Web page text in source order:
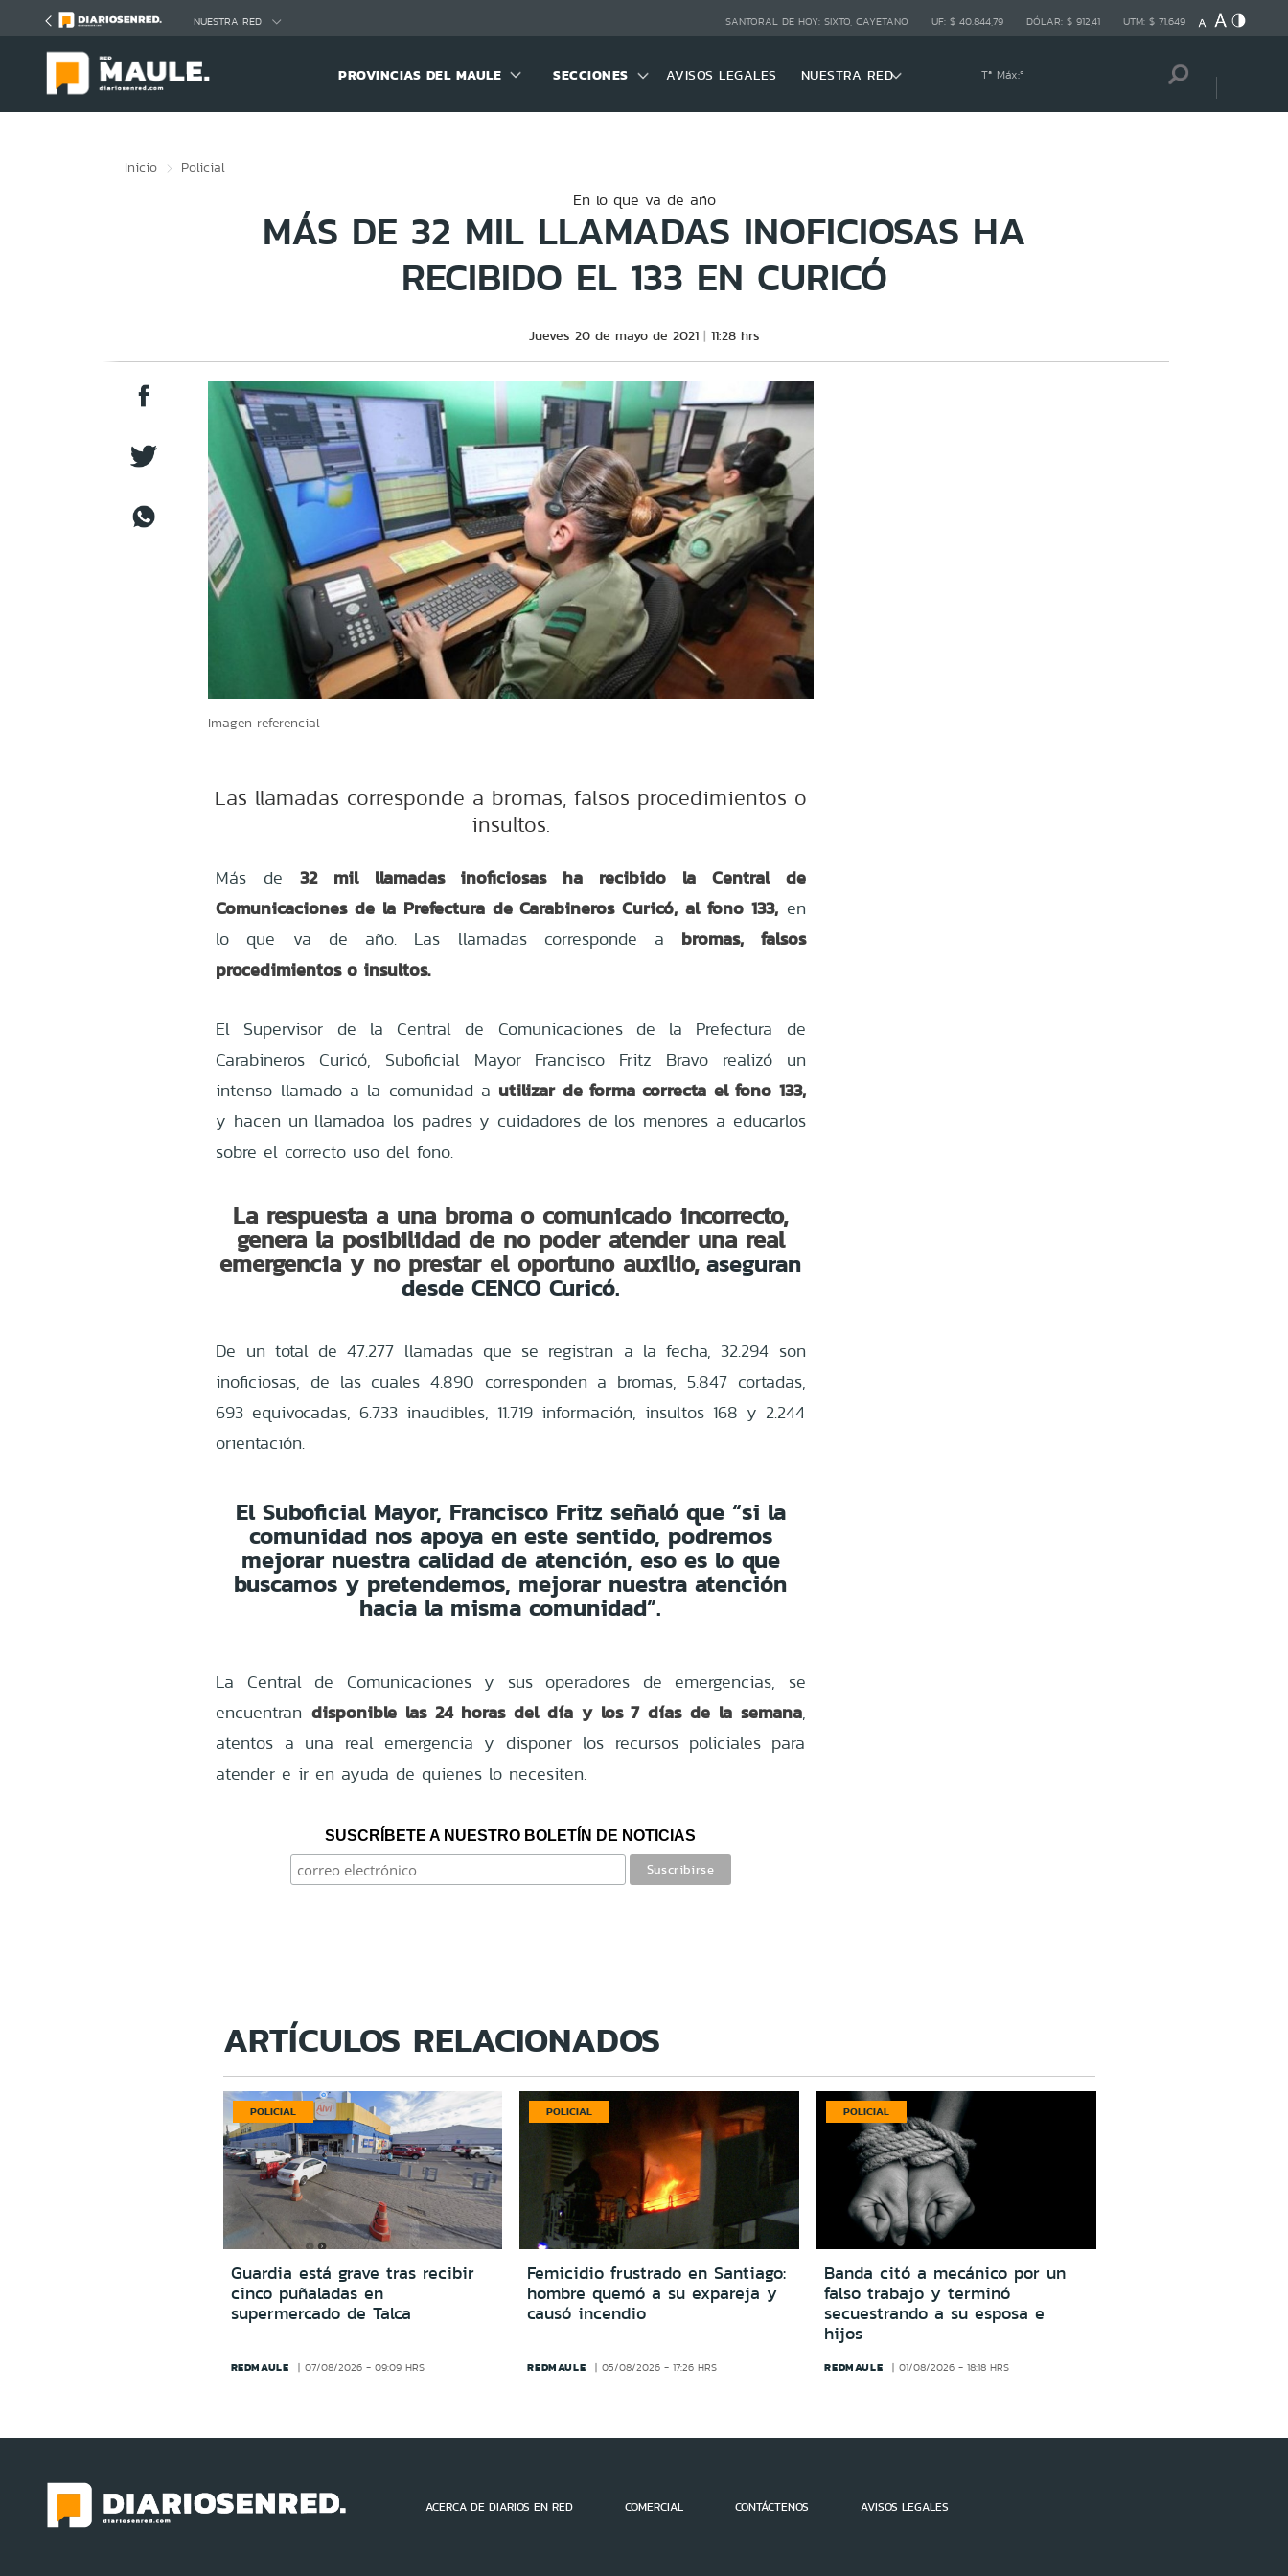
NUESTRA RED SANTORAL DE HOY: SIXTO, CAYETANO UF: $ 40.844,79 DÓLAR: $ 912,41 UTM: $ 71.649
PROVINCIAS DEL MAULE SECCIONES AVISOS LEGALES NUESTRA RED Tª Máx:º
Inicio Policial
En lo que va de año
MÁS DE 32 MIL LLAMADAS INOFICIOSAS HA
RECIBIDO EL 133 EN CURICÓ
Jueves 20 de mayo de 2021 11:28 hrs
Imagen referencial
Las llamadas corresponde a bromas, falsos procedimientos o
insultos.
Más de 32 mil llamadas inoficiosas ha recibido la Central de
Comunicaciones de la Prefectura de Carabineros Curicó, al fono 133,en
lo que va de año. Las llamadas corresponde a bromas, falsos
procedimientos o insultos.
El Supervisor de la Central de Comunicaciones de la Prefectura de
Carabineros Curicó, Suboficial Mayor Francisco Fritz Bravo realizó un
intenso llamado a la comunidad a utilizar de forma correcta el fono 133,
y hacen un llamadoa los padres y cuidadores de los menores a educarlos
sobre el correcto uso del fono.
La respuesta a una broma o comunicado incorrecto,
genera la posibilidad de no poder atender una real
emergencia y no prestar el oportuno auxilio,aseguran
desde CENCO Curicó.
De un total de 47.277 llamadas que se registran a la fecha, 32.294 son
inoficiosas, de las cuales 4.890 corresponden a bromas, 5.847 cortadas,
693 equivocadas, 6.733 inaudibles, 11.719 información, insultos 168 y 2.244
orientación.
El Suboficial Mayor, Francisco Fritz señaló que “si la
comunidad nos apoya en este sentido, podremos
mejorar nuestra calidad de atención, eso es lo que
buscamos y pretendemos, mejorar nuestra atención
hacia la misma comunidad”.
La Central de Comunicaciones y sus operadores de emergencias, se
encuentrandisponible las 24 horas del día y los 7 días de la semana,
atentos a una real emergencia y disponer los recursos policiales para
atender e ir en ayuda de quienes lo necesiten.
SUSCRÍBETE A NUESTRO BOLETÍN DE NOTICIAS
ARTÍCULOS RELACIONADOS
POLICIAL
Guardia está grave tras recibir
cinco puñaladas en
supermercado de Talca
REDMAULE 07/08/2026 - 09:09 HRS
POLICIAL
Femicidio frustrado en Santiago:
hombre quemó a su expareja y
causó incendio
REDMAULE 05/08/2026 - 17:26 HRS
POLICIAL
Banda citó a mecánico por un
falso trabajo y terminó
secuestrando a su esposa e
hijos
REDMAULE 01/08/2026 - 18:18 HRS
ACERCA DE DIARIOS EN RED COMERCIAL CONTÁCTENOS AVISOS LEGALES